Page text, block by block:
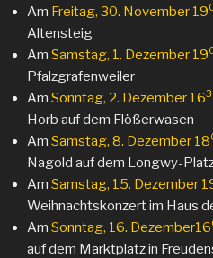
Am Freitag, 30. November 19
Altensteig
Am Samstag, 1. Dezember 19
Pfalzgrafenweiler
Am Sonntag, 2. Dezember 16
Horb auf dem Flößerwasen
Am Samstag, 8. Dezember 18
Nagold auf dem Longwy-
Am Samstag, 15. Dezember
Weihnachtskonzert im Haus
Am Sonntag, 16. Dezember16
auf dem Marktplatz in